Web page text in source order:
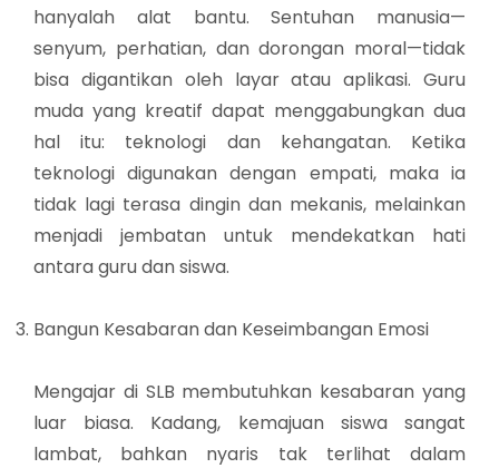
hanyalah alat bantu. Sentuhan manusia—
senyum, perhatian, dan dorongan moral—tidak
bisa digantikan oleh layar atau aplikasi. Guru
muda yang kreatif dapat menggabungkan dua
hal itu: teknologi dan kehangatan. Ketika
teknologi digunakan dengan empati, maka ia
tidak lagi terasa dingin dan mekanis, melainkan
menjadi jembatan untuk mendekatkan hati
antara guru dan siswa.
Bangun Kesabaran dan Keseimbangan Emosi
Mengajar di SLB membutuhkan kesabaran yang
luar biasa. Kadang, kemajuan siswa sangat
lambat, bahkan nyaris tak terlihat dalam